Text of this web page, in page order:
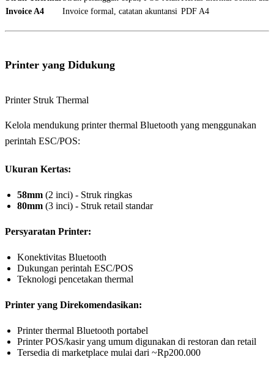
Invoice A4
Invoice formal, catatan akuntansi PDF A4
Printer yang Didukung
Printer Struk Thermal
Kelola mendukung printer thermal Bluetooth yang menggunakan
perintah ESC/POS:
Ukuran Kertas:
58mm (2 inci) - Struk ringkas
80mm (3 inci) - Struk retail standar
Persyaratan Printer:
Konektivitas Bluetooth
Dukungan perintah ESC/POS
Teknologi pencetakan thermal
Printer yang Direkomendasikan:
Printer thermal Bluetooth portabel
Printer POS/kasir yang umum digunakan di restoran dan retail
Tersedia di marketplace mulai dari ~Rp200.000